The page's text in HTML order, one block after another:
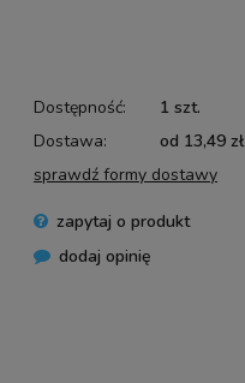
Dostępność:
1 szt.
Dostawa:
od 13,49 zł
sprawdź formy dostawy
zapytaj o produkt
dodaj opinię